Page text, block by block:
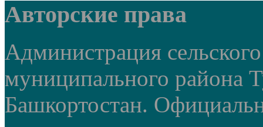
Авторские права
Администрация
муниципального района
Башкортостан.